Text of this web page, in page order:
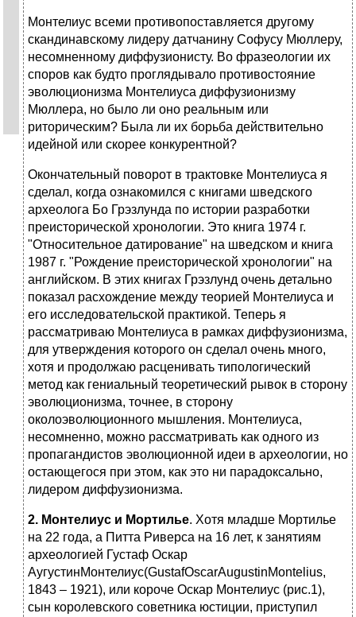
Монтелиус всеми противопоставляется другому
скандинавскому лидеру датчанину Софусу Мюллеру,
несомненному диффузионисту. Во фразеологии их
споров как будто проглядывало противостояние
эволюционизма Монтелиуса диффузионизму
Мюллера, но было ли оно реальным или
риторическим? Была ли их борьба действительно
идейной или скорее конкурентной?
Окончательный поворот в трактовке Монтелиуса я
сделал, когда ознакомился с книгами шведского
археолога Бо Грэзлунда по истории разработки
преисторической хронологии. Это книга 1974 г.
"Относительное датирование" на шведском и книга
1987 г. "Рождение преисторической хронологии" на
английском. В этих книгах Грэзлунд очень детально
показал расхождение между теорией Монтелиуса и
его исследовательской практикой. Теперь я
рассматриваю Монтелиуса в рамках диффузионизма,
для утверждения которого он сделал очень много,
хотя и продолжаю расценивать типологический
метод как гениальный теоретический рывок в сторону
эволюционизма, точнее, в сторону
околоэволюционного мышления. Монтелиуса,
несомненно, можно рассматривать как одного из
пропагандистов эволюционной идеи в археологии, но
остающегося при этом, как это ни парадоксально,
лидером диффузионизма.
2. Монтелиус и Мортилье. Хотя младше Мортилье
на 22 года, а Питта Риверса на 16 лет, к занятиям
археологией Густаф Оскар
АугустинМонтелиус(GustafOscarAugustinMontelius,
1843 – 1921), или короче Оскар Монтелиус (рис.1),
сын королевского советника юстиции, приступил